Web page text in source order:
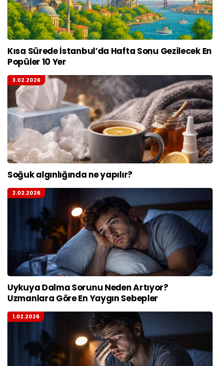
Kısa Sürede İstanbul’da Hafta Sonu Gezilecek En
Popüler 10 Yer
3.02.2026
Soğuk algınlığında ne yapılır?
2.02.2026
Uykuya Dalma Sorunu Neden Artıyor?
Uzmanlara Göre En Yaygın Sebepler
1.02.2026